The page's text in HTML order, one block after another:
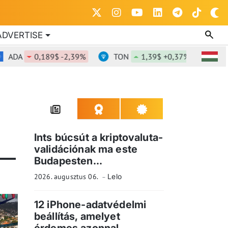
ADA 0,189$ -2,39% TON 1,39$ +0,37% DOT
Ints búcsút a kriptovaluta-
validációnak ma este
Budapesten...
2026. augusztus 06. Lelo
12 iPhone-adatvédelmi
beállítás, amelyet